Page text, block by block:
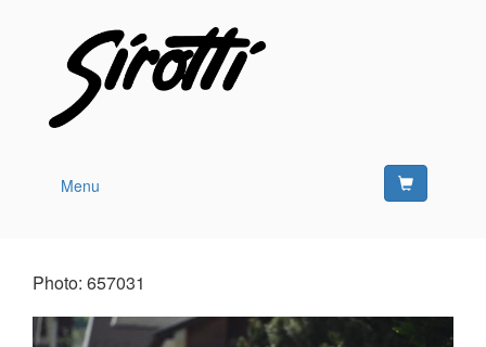
Menu
Photo: 657031